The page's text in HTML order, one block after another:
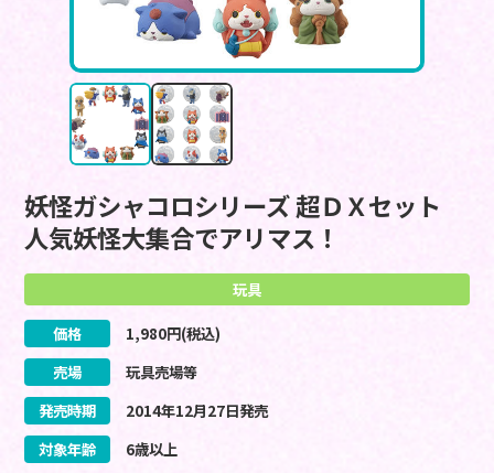
妖怪ガシャコロシリーズ 超ＤＸセット
人気妖怪大集合でアリマス！
玩具
価格 1,980円(税込)
売場
玩具売場等
発売時期
2014年12月27日発売
対象年齢
6歳以上